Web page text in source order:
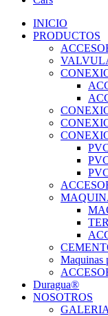
INICIO
PRODUCTOS
Maquinas
Duragua®
NOSOTROS